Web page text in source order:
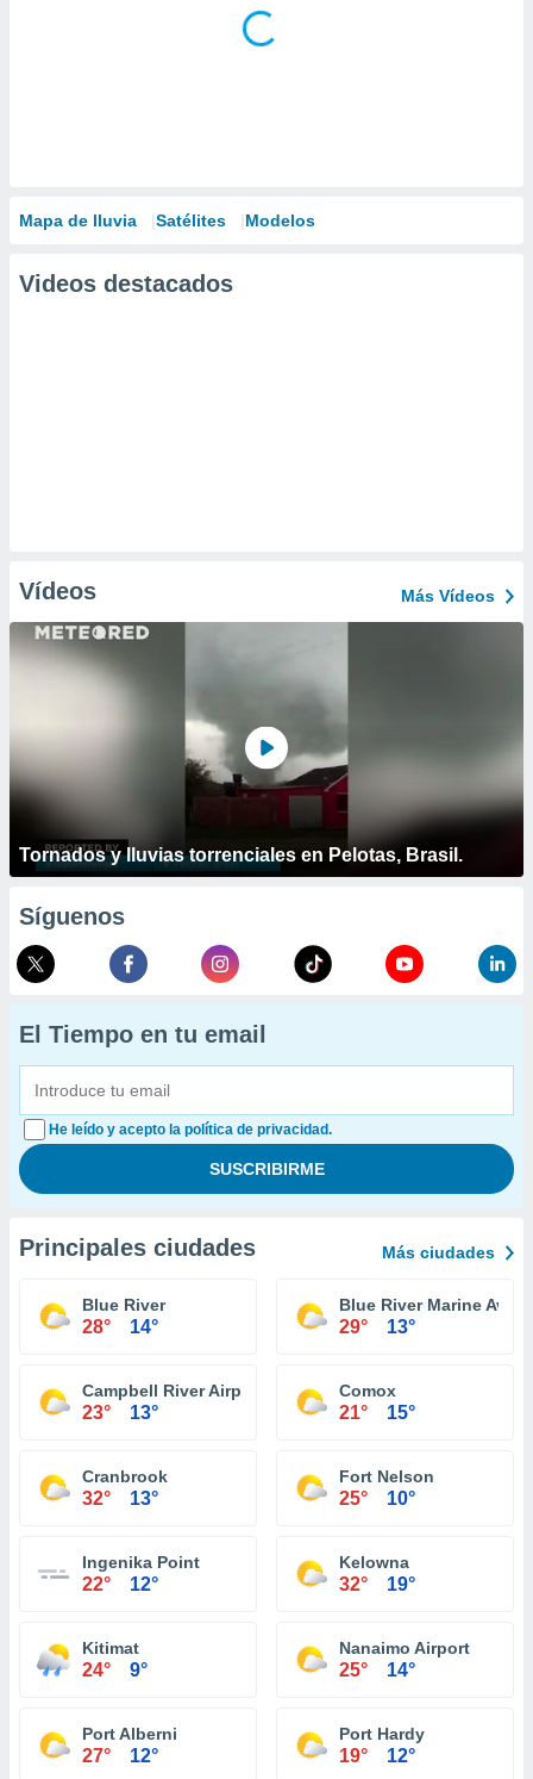
Mapa de lluvia Satélites Modelos
Videos destacados
Vídeos Más Vídeos
Tornados y lluvias torrenciales en Pelotas, Brasil.
Síguenos
El Tiempo en tu email
He leído y acepto la política de privacidad.
Principales ciudades Más ciudades
Blue River
28° 14°
Blue River Marine
29° 13°
Campbell River Airport
23° 13°
Comox
21° 15°
Cranbrook
32° 13°
Fort Nelson
25° 10°
Ingenika Point
22° 12°
Kelowna
32° 19°
Kitimat
24° 9°
Nanaimo Airport
25° 14°
Port Alberni
27° 12°
Port Hardy
19° 12°